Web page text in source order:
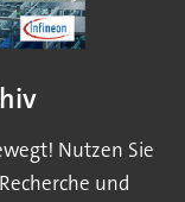
Nutzen Sie
und